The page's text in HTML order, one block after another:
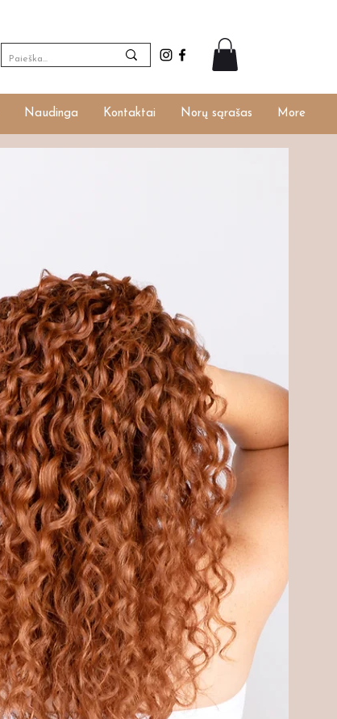
Naudinga Kontaktai Norų sąrašas More